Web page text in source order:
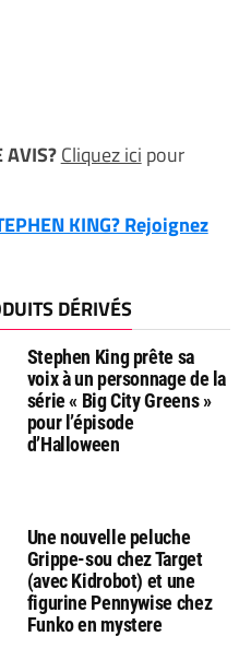
AVIS?Cliquez ici pour
KING? Rejoignez
DÉRIVÉS
Stephen King prête sa
voix à un personnage de la
série « Big City Greens »
pour l’épisode
d’Halloween
Une nouvelle peluche
Grippe-sou chez Target
(avec Kidrobot) et une
figurine Pennywise chez
Funko en mystere